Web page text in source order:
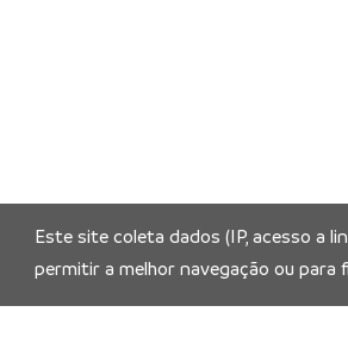
Este site coleta dados (IP, acesso a
permitir a melhor navegação ou